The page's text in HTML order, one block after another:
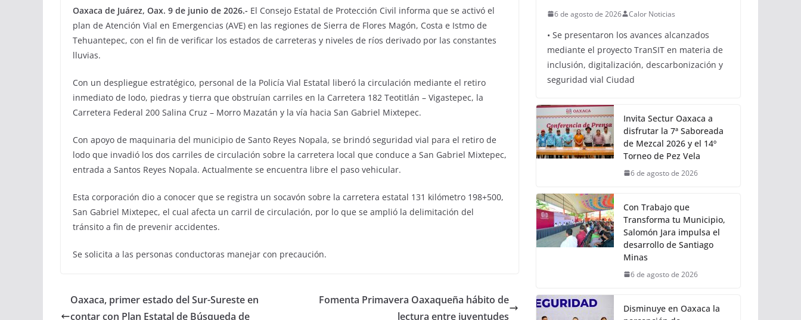
Oaxaca de Juárez, Oax. 9 de junio de 2026.- El Consejo Estatal de Protección Civil informa que se activó el
plan de Atención Vial en Emergencias (AVE) en las regiones de Sierra de Flores Magón, Costa e Istmo de
Tehuantepec, con el fin de verificar los estados de carreteras y niveles de ríos derivado por las constantes
lluvias.
Con un despliegue estratégico, personal de la Policía Vial Estatal liberó la circulación mediante el retiro
inmediato de lodo, piedras y tierra que obstruían carriles en la Carretera 182 Teotitlán – Vigastepec, la
Carretera Federal 200 Salina Cruz – Morro Mazatán y la vía hacia San Gabriel Mixtepec.
Con apoyo de maquinaria del municipio de Santo Reyes Nopala, se brindó seguridad vial para el retiro de
lodo que invadió los dos carriles de circulación sobre la carretera local que conduce a San Gabriel Mixtepec,
entrada a Santos Reyes Nopala. Actualmente se encuentra libre el paso vehicular.
Esta corporación dio a conocer que se registra un socavón sobre la carretera estatal 131 kilómetro 198+500,
San Gabriel Mixtepec, el cual afecta un carril de circulación, por lo que se amplió la delimitación del
tránsito a fin de prevenir accidentes.
Se solicita a las personas conductoras manejar con precaución.
Oaxaca, primer estado del Sur-Sureste en
contar con Plan Estatal de Búsqueda de
Fomenta Primavera Oaxaqueña hábito de
lectura entre juventudes
6 de agosto de 2026 Calor Noticias
• Se presentaron los avances alcanzados
mediante el proyecto TranSIT en materia de
inclusión, digitalización, descarbonización y
seguridad vial Ciudad
Invita Sectur Oaxaca a
disfrutar la 7ª Saboreada
de Mezcal 2026 y el 14º
Torneo de Pez Vela
6 de agosto de 2026
Con Trabajo que
Transforma tu Municipio,
Salomón Jara impulsa el
desarrollo de Santiago
Minas
6 de agosto de 2026
Disminuye en Oaxaca la